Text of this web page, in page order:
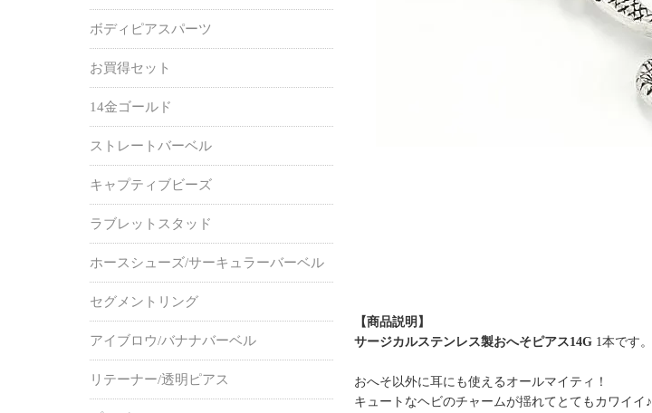
【商品説明】
サージカルステンレス製おへそピアス14G 1本です。
おへそ以外に耳にも使えるオールマイティ！
キュートなヘビのチャームが揺れてとてもカワイイ♪
ボディピアスパーツ
お買得セット
14金ゴールド
ストレートバーベル
キャプティブビーズ
ラブレットスタッド
ホースシューズ/サーキュラーバーベル
セグメントリング
アイブロウ/バナナバーベル
リテーナー/透明ピアス